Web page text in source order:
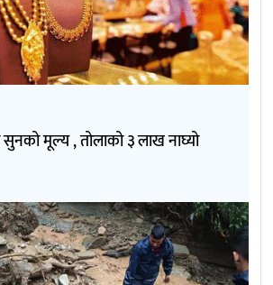
मूल्य , तोलाको ३ लाख नाघ्यो